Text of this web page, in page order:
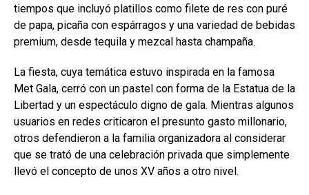
tiempos que incluyó platillos como filete de res con puré
de papa, picaña con espárragos y una variedad de bebidas
premium, desde tequila y mezcal hasta champaña.
La fiesta, cuya temática estuvo inspirada en la famosa
Met Gala, cerró con un pastel con forma de la Estatua de la
Libertad y un espectáculo digno de gala. Mientras algunos
usuarios en redes criticaron el presunto gasto millonario,
otros defendieron a la familia organizadora al considerar
que se trató de una celebración privada que simplemente
llevó el concepto de unos XV años a otro nivel.